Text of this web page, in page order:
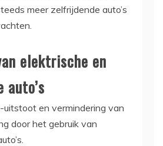
meer zelfrijdende auto’s
elektrische en
uitstoot en vermindering van
door het gebruik van